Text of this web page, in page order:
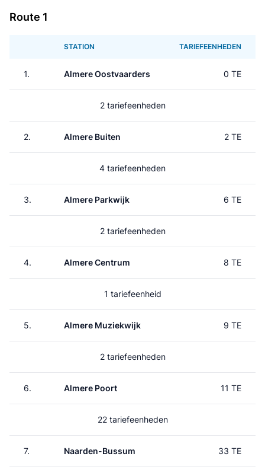
Route 1
STATION TARIEFEENHEDEN
1. Almere Oostvaarders 0 TE
2 tariefeenheden
2. Almere Buiten 2 TE
4 tariefeenheden
3. Almere Parkwijk 6 TE
2 tariefeenheden
4. Almere Centrum 8 TE
1 tariefeenheid
5. Almere Muziekwijk 9 TE
2 tariefeenheden
6. Almere Poort 11 TE
22 tariefeenheden
7. Naarden-Bussum 33 TE